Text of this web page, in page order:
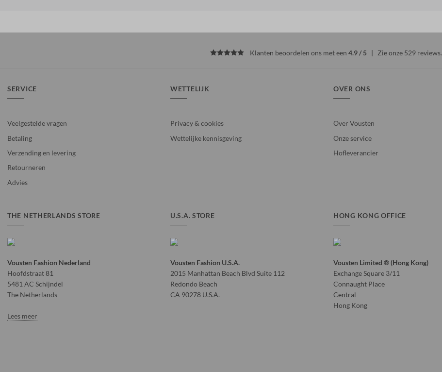
Klanten beoordelen ons met een 4.9 / 5 | Zie onze 529 reviews.
SERVICE
Veelgestelde vragen
Betaling
Verzending en levering
Retourneren
Advies
WETTELIJK
Privacy & cookies
Wettelijke kennisgeving
OVER ONS
Over Vousten
Onze service
Hofleverancier
THE NETHERLANDS STORE
Vousten Fashion Nederland
Hoofdstraat 81
5481 AC Schijndel
The Netherlands
Lees meer
U.S.A. STORE
Vousten Fashion U.S.A.
2015 Manhattan Beach Blvd Suite 112
Redondo Beach
CA 90278 U.S.A.
HONG KONG OFFICE
Vousten Limited ® (Hong Kong)
Exchange Square 3/11
Connaught Place
Central
Hong Kong